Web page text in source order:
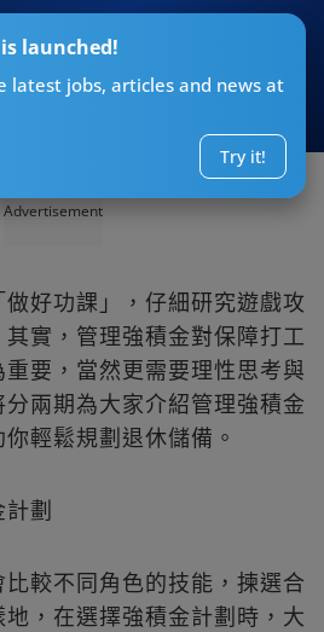
launched!
latest jobs, articles and news at
Try it!
Advertisement
好功課」，仔細研究遊戲攻
實，管理強積金對保障打工
要，當然更需要理性思考與
兩期為大家介紹管理強積金
輕鬆規劃退休儲備。
劃
較不同角色的技能，揀選合
，在選擇強積金計劃時，大